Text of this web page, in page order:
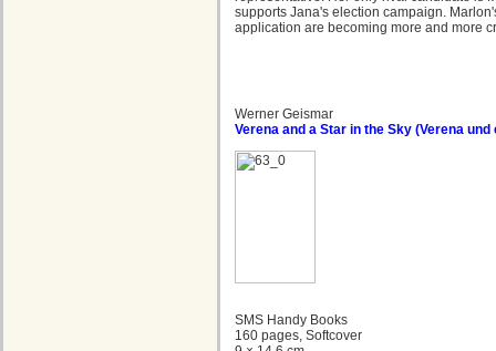
supports Jana's election campaign.
application are becoming more and more
Werner Geismar
Verena and a Star in the Sky (Verena
SMS Handy Books
160 pages, Softcover